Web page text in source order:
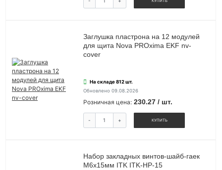
Заглушка пластрона на 12 модулей
для щита Nova PROxima EKF nv-
cover
На складе 812 шт.
Обновлено 09.08.2026
Розничная цена: 230.27 / шт.
- + КУПИТЬ
Набор закладных винтов-шайб-гаек
M6x15мм ITK ITK-HP-15